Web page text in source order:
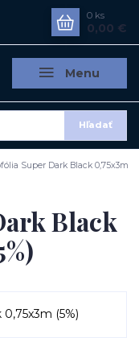
Menu
Hľadať
0 ks
0,00 €
Super Dark Black 0,75x3m
Black